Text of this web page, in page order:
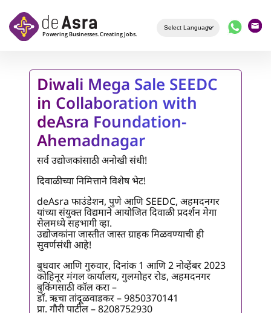
Diwali Mega Sale SEEDC
in Collaboration with
deAsra Foundation-
Ahemadnagar
सर्व उद्योजकांसाठी अनोखी संधी!
दिवाळीच्या निमित्ताने विशेष भेट!
deAsra फाउंडेशन, पुणे आणि SEEDC, अहमदनगर
यांच्या संयुक्त विद्यमाने आयोजित दिवाळी प्रदर्शन मेगा
सेलमध्ये सहभागी व्हा.
उद्योजकांना जास्तीत जास्त ग्राहक मिळवण्याची ही
सुवर्णसंधी आहे!
बुधवार आणि गुरुवार, दिनांक 1 आणि 2 नोव्हेंबर 2023
कोहिनूर मंगल कार्यालय, गुलमोहर रोड, अहमदनगर
बुकिंगसाठी कॉल करा –
डॉ. ऋचा तांदूळवाडकर – 9850370141
प्रा. गौरी पाटील – 8208752930